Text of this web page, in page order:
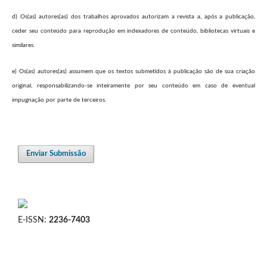
d) Os(as) autores(as) dos trabalhos aprovados autorizam a revista a, após a publicação,
ceder seu conteúdo para reprodução em indexadores de conteúdo, bibliotecas virtuais e
similares.
e) Os(as) autores(as) assumem que os textos submetidos à publicação são de sua criação
original, responsabilizando-se inteiramente por seu conteúdo em caso de eventual
impugnação por parte de terceiros.
Enviar Submissão
E-ISSN: 2236-7403